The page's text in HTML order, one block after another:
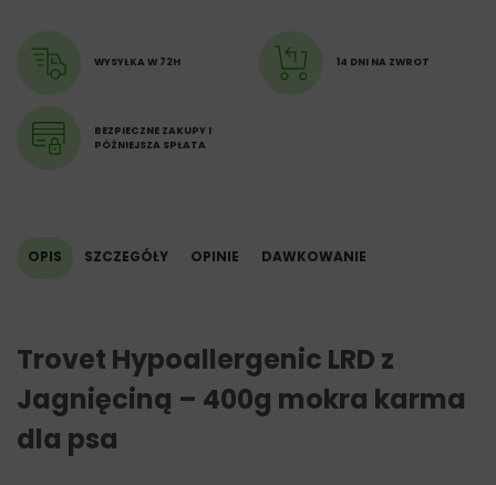
Popiół 1,7%
Włókno 1.00 %
Energia metaboliczna: 3,7 MJ/kg (891 kcal)
Potas 0.25%
Witaminy
Witamina D 110 IU/kg
Witamina E 10.00 IU/kg
WYSYŁKA W 72H 14 DNI NA ZWROT
BEZPIECZNE ZAKUPY I
PÓŹNIEJSZA SPŁATA
OPIS SZCZEGÓŁY OPINIE DAWKOWANIE
Trovet Hypoallergenic LRD z
Jagnięciną – 400g mokra karma
dla psa